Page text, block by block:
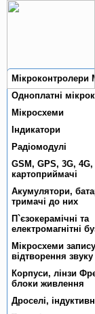
Мiкроконтролери
Одноплатнi
Мiкросхеми
Індикатори
Радiомодулi
GSM, GPS, 3G, 4G,
картоприймачi
Акумулятори,
тримачi до них
П`єзокерамiчнi та
електромагнiтнi
Мікросхеми запису
відтворення звуку
Корпуси, лiнзи
блоки живлення
Дроселi,